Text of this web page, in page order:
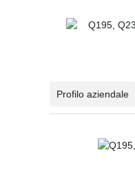
Profilo aziendale